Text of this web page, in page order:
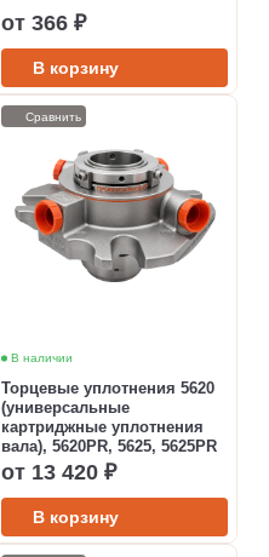
от 366 ₽
В корзину
В наличии
Торцевые уплотнения 5620
(универсальные
картриджные уплотнения
вала), 5620PR, 5625, 5625PR
от 13 420 ₽
В корзину
Сравнить